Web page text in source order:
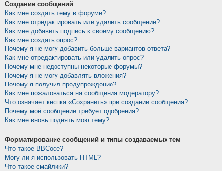
Создание сообщений
Как мне создать тему в форуме?
Как мне отредактировать или удалить сообщение?
Как мне добавить подпись к своему сообщению?
Как мне создать опрос?
Почему я не могу добавить больше вариантов ответа?
Как мне отредактировать или удалить опрос?
Почему мне недоступны некоторые форумы?
Почему я не могу добавлять вложения?
Почему я получил предупреждение?
Как мне пожаловаться на сообщения модератору?
Что означает кнопка «Сохранить» при создании сообщения?
Почему моё сообщение требует одобрения?
Как мне вновь поднять мою тему?
Форматирование сообщений и типы создаваемых тем
Что такое BBCode?
Могу ли я использовать HTML?
Что такое смайлики?